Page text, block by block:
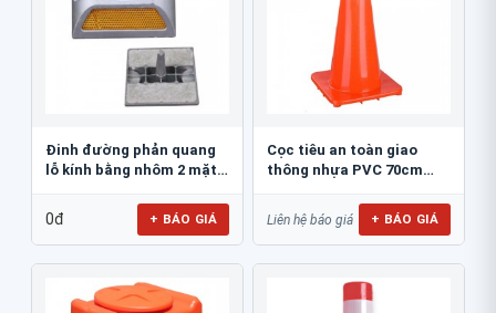
Đinh đường phản quang
lỗ kính bằng nhôm 2 mặt
0đ + BÁO GIÁ
Cọc tiêu an toàn giao
thông nhựa PVC 70cm
Liên hệ báo giá + BÁO GIÁ